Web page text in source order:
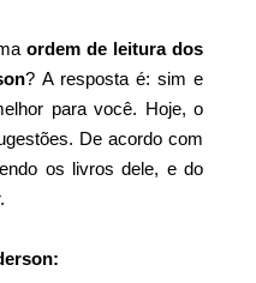
ordem de leitura dos
? A resposta é: sim e
para você. Hoje, o
De acordo com
os livros dele, e do